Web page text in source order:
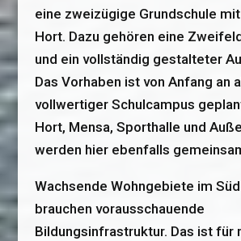
eine zweizügige Grundschule
Hort. Dazu gehören eine
und ein vollständig gestalteter
Das Vorhaben ist von Anfang an
vollwertiger Schulcampus
Hort, Mensa, Sporthalle und
werden hier ebenfalls
Wachsende Wohngebiete im
brauchen vorausschauende
Bildungsinfrastruktur. Das ist für